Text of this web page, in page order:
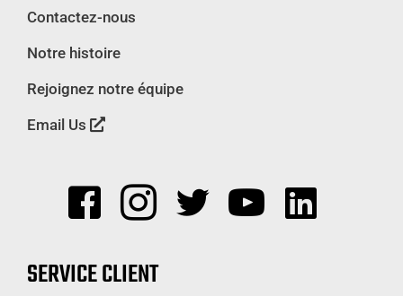
Contactez-nous
Notre histoire
Rejoignez notre équipe
Email Us
SERVICE CLIENT